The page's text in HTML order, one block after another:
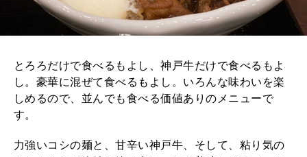
とろろだけで食べるもよし、神戸牛だけで食べるもよ
し。豪華に混ぜて食べるもよし。いろんな味わいを楽
しめるので、並んでも食べる価値ありのメニューで
す。
力強いコシの麺と、甘辛い神戸牛、そして、粘り気の